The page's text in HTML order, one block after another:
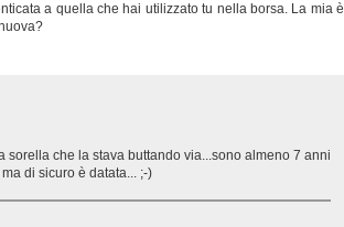
a quella che hai utilizzato tu nella borsa. La mia è
che la stava buttando via...sono almeno 7 anni
di sicuro è datata... ;-)